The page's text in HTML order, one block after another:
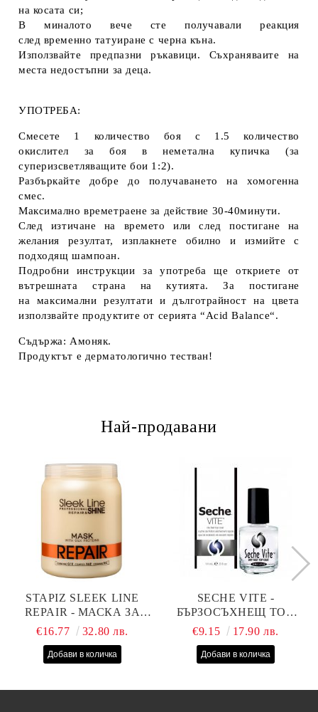
на косата си;
В миналото вече сте получавали реакция
след временно татуиране с черна къна.
Използвайте предпазни ръкавици. Съхраняваите на
места недостъпни за деца.
УПОТРЕБА:
Смесете 1 количество боя с 1.5 количество
окислител за боя в неметална купичка (за
суперизсветляващите бои 1:2).
Разбъркайте добре до получаването на хомогенна
смес.
Максимално времетраене за действие 30-40минути.
След изтичане на времето или след постигане на
желания резултат, изплакнете обилно и измийте с
подходящ шампоан.
Подробни инструкции за употреба ще откриете от
вътрешната страна на кутията. За постигане
на максимални резултати и дълготрайност на цвета
използвайте продуктите от серията “Acid Balance“.
Съдържа: Амоняк.
Продуктът е дерматологично тестван!
Най-продавани
STAPIZ SLEEK LINE
REPAIR - МАСКА ЗА
СУХИ, ИЗТОЩЕНИ И
КОПРИНЕНИ
€16.77 32.80 лв.
SECHE VITE -
БЪРЗОСЪХНЕЩ ТОП
ЛАК - 14 МЛ
€9.15 17.90 лв.